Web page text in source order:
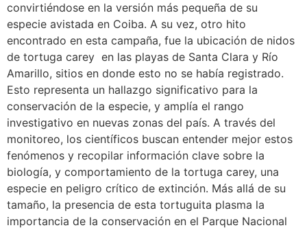
convirtiéndose en la versión más pequeña de su
especie avistada en Coiba. A su vez, otro hito
encontrado en esta campaña, fue la ubicación de nidos
de tortuga carey en las playas de Santa Clara y Río
Amarillo, sitios en donde esto no se había registrado.
Esto representa un hallazgo significativo para la
conservación de la especie, y amplía el rango
investigativo en nuevas zonas del país. A través del
monitoreo, los científicos buscan entender mejor estos
fenómenos y recopilar información clave sobre la
biología, y comportamiento de la tortuga carey, una
especie en peligro crítico de extinción. Más allá de su
tamaño, la presencia de esta tortuguita plasma la
importancia de la conservación en el Parque Nacional